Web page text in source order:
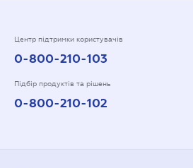
Центр підтримки користувачів
0-800-210-103
Підбір продуктів та рішень
0-800-210-102